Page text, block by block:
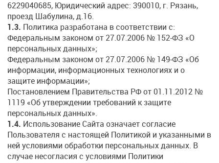
6229040685, Юридический адрес: 390010, г. Рязань,
проезд Шабулина, д.16.
1.3. Политика разработана в соответствии с:
Федеральным законом от 27.07.2006 № 152-ФЗ «О
персональных данных»;
Федеральным законом от 27.07.2006 № 149-ФЗ «Об
информации, информационных технологиях и о
защите информации»;
Постановлением Правительства РФ от 01.11.2012 №
1119 «Об утверждении требований к защите
персональных данных».
1.4. Использование Сайта означает согласие
Пользователя с настоящей Политикой и указанными в
ней условиями обработки персональных данных. В
случае несогласия с условиями Политики